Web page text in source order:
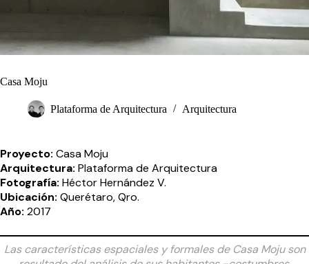
Casa Moju
Plataforma de Arquitectura Arquitectura
Proyecto: Casa Moju
Arquitectura: Plataforma de Arquitectura
Fotografía: Héctor Hernández V.
Ubicación: Querétaro, Qro.
Año: 2017
Las características espaciales y formales de Casa Moju son